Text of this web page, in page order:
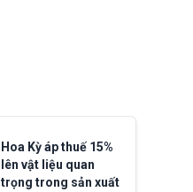
Hoa Kỳ áp thuế 15%
lên vật liệu quan
trọng trong sản xuất